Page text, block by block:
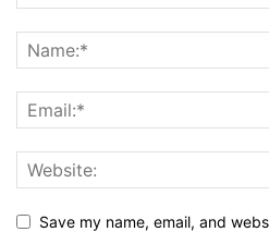
Save my name, email, and